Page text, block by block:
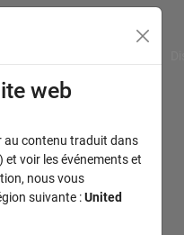
-
web
au contenu traduit dans
voir les événements et
nous vous
suivante :United